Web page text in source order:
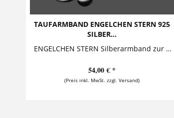
TAUFARMBAND ENGELCHEN STERN 925
SILBER...
ENGELCHEN STERN Silberarmband zur Taufe mit Engel Dieses süße Geschenk zur Taufe besteht aus einem außergewöhnlichen Namensanhänger, aus dem...
54,00 € *
(Preis inkl. MwSt. zzgl. Versand)